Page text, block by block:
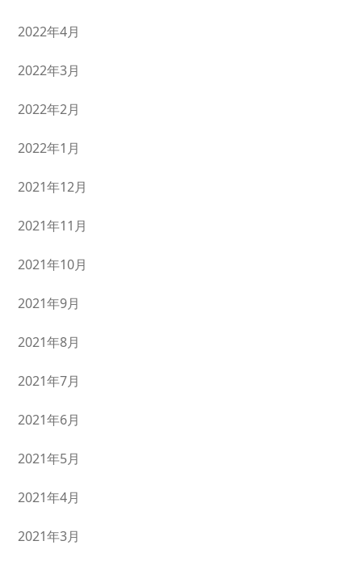
2022年4月
2022年3月
2022年2月
2022年1月
2021年12月
2021年11月
2021年10月
2021年9月
2021年8月
2021年7月
2021年6月
2021年5月
2021年4月
2021年3月